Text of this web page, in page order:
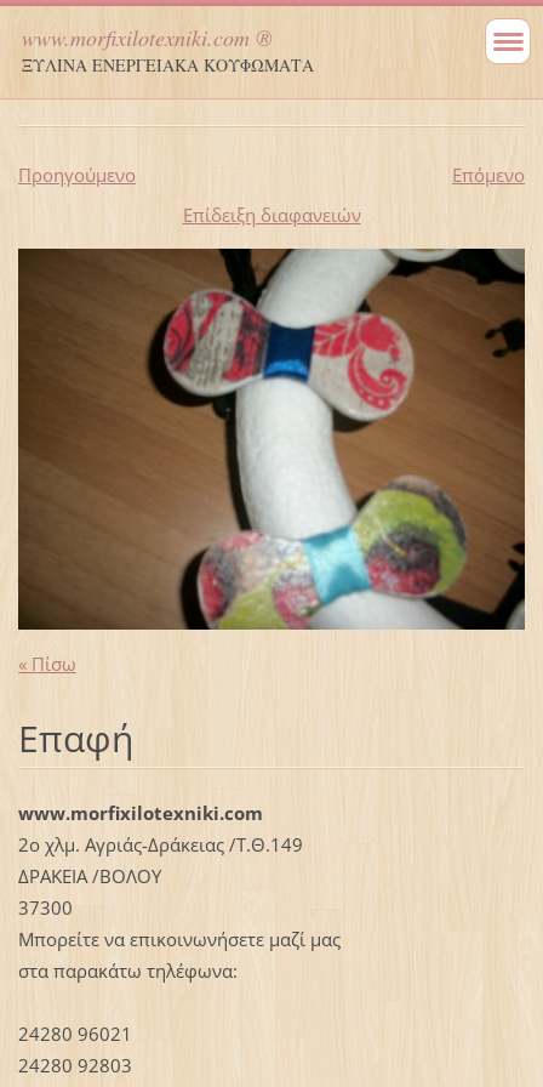
www.morfixilotexniki.com ®
ΞΥΛΙΝΑ ΕΝΕΡΓΕΙΑΚΑ ΚΟΥΦΩΜΑΤΑ
Προηγούμενο
Επόμενο
Επίδειξη διαφανειών
« Πίσω
Επαφή
www.morfixilotexniki.com
2ο χλμ. Αγριάς-Δράκειας /Τ.Θ.149
ΔΡΑΚΕΙΑ /ΒΟΛΟΥ
37300
Μπορείτε να επικοινωνήσετε μαζί μας
στα παρακάτω τηλέφωνα:
24280 96021
24280 92803